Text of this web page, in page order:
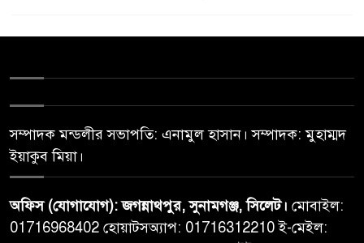
সম্পাদক মন্ডলীর সভাপতি: এনামুল হাসান। সম্পাদক: মুহাম্মদ
ইয়াকুব মিয়া।
অফিস (যোগাযোগ): জগন্নাথপুর, সুনামগঞ্জ, সিলেট। মোবাইল:
01716968402 হোয়াটসঅ্যাপ: 01716312210 ই-মেইল: